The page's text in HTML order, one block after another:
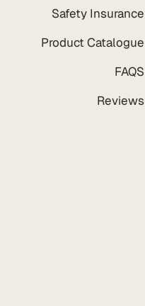
Safety Insurance
Product Catalogue
FAQS
Reviews